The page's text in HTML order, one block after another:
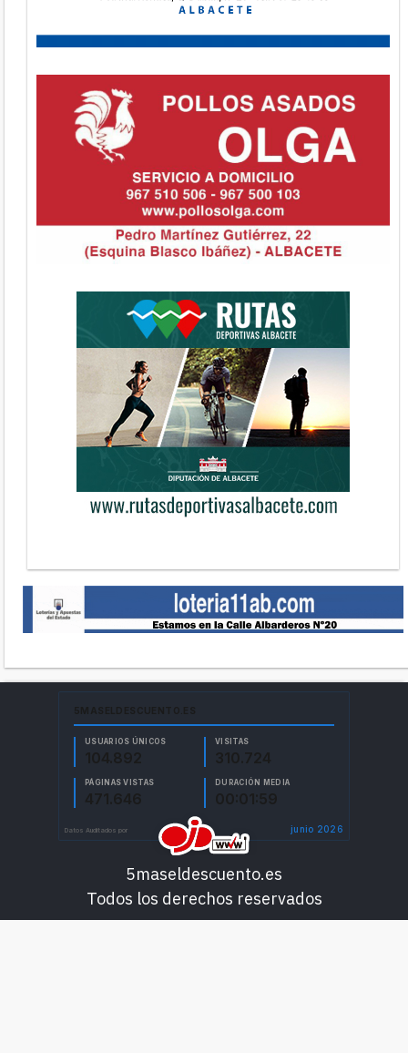
5maseldescuento.es
Todos los derechos reservados